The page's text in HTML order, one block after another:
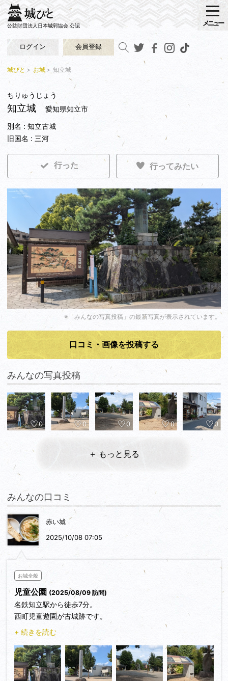
公益財団法人日本城郭協会 公認
ログイン 会員登録
メニュー
城びと お城 知立城
ちりゅうじょう
知立城
愛知県知立市
別名 : 知立古城
旧国名 : 三河
行った 行ってみたい
※「みんなの写真投稿」の最新写真が表示されています。
口コミ・画像を投稿する
みんなの写真投稿
0 0 0 0 0
＋ もっと見る
みんなの口コミ
赤い城
2025/10/08 07:05
お城全般
児童公園 (2025/08/09 訪問)
名鉄知立駅から徒歩7分。
西町児童遊園が古城跡です。
立派な石碑と江戸時代の様子を伝える屏風の絵を描いた案内板
周囲より少し高くなっていますが遺構は無さそうです。
桶狭間の戦いで今川方の城として機能していました。
+ 続きを読む